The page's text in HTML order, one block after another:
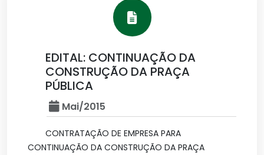
EDITAL: CONTINUAÇÃO DA
CONSTRUÇÃO DA PRAÇA
PÚBLICA
Mai/2015
CONTRATAÇÃO DE EMPRESA PARA
CONTINUAÇÃO DA CONSTRUÇÃO DA PRAÇA